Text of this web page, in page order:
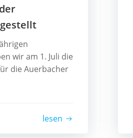
wir am 1. Juli die
die Auerbacher
lesen